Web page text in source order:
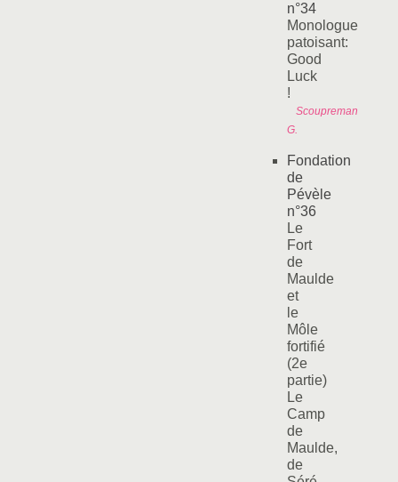
n°34
Monologue
patoisant:
Good
Luck
!
Scoupreman
G.
Fondation
de
Pévèle
n°36
Le
Fort
de
Maulde
et
le
Môle
fortifié
(2e
partie)
Le
Camp
de
Maulde,
de